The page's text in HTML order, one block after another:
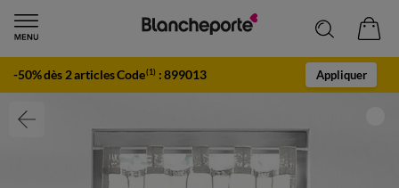
-50% dès 2 articles Code(1) :899013 Appliquer